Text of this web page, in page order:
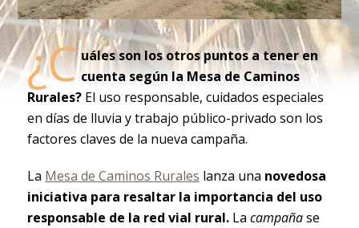
¿C uáles son los otros puntos a tener en
cuenta según la Mesa de Caminos
Rurales? El uso responsable, cuidados especiales
en días de lluvia y trabajo público-privado son los
factores claves de la nueva campaña.
La Mesa de Caminos Rurales lanza una novedosa
iniciativa para resaltar la importancia del uso
responsable de la red vial rural.La campañase